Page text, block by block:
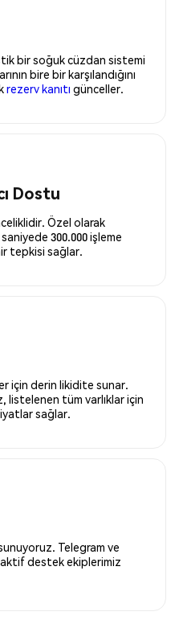
bir soğuk cüzdan sistemi
bire bir karşılandığını
rezerv kanıtı günceller.
Dostu
Özel olarak
300.000 işleme
tepkisi sağlar.
için derin likidite sunar.
listelenen tüm varlıklar için
sağlar.
Telegram ve
destek ekiplerimiz